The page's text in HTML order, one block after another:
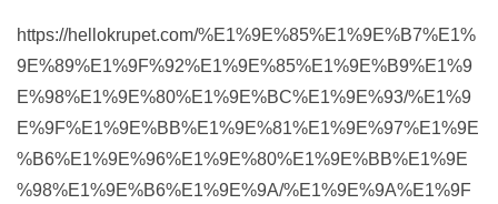
https://hellokrupet.com/%E1%9E%85%E1%9E%B7%E1%
9E%89%E1%9F%92%E1%9E%85%E1%9E%B9%E1%9
E%98%E1%9E%80%E1%9E%BC%E1%9E%93/%E1%9
E%9F%E1%9E%BB%E1%9E%81%E1%9E%97%E1%9E
%B6%E1%9E%96%E1%9E%80%E1%9E%BB%E1%9E
%98%E1%9E%B6%E1%9E%9A/%E1%9E%9A%E1%9F